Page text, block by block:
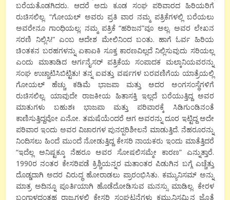
ಬರೆಯತೊಡಗಿದರು. ಆದರೆ ಅದು ಕೂಡ ಸಂಘ ಪರಿವಾರದ ಹಿರಿಯರಿಗೆ
ರುಚಿಸಲಿಲ್ಲ. “ಗೋಯಲ್ ಅವರು ಪ್ರತಿ ವಾರ ನಮ್ಮ ಪತ್ರಿಕೆಗಳಲ್ಲಿ ಬರೆಯಲು
ಅವರೇನೂ ಗಾಂಧಿಯಲ್ಲ; ನಮ್ಮ ಪತ್ರಿಕೆ “ಹರಿಜನ”ವೂ ಅಲ್ಲ. ಅವರ ಲೇಖನ
ಸರಣಿ ನಿಲ್ಲಿಸಿ!” ಎಂಬ ಆದೇಶ ಮೇಲಿನಿಂದ ಬಂತು. ಹಾಗೆ ಓರ್ವ ಹಿರಿಯ
ಚಿಂತಕನ ಬರಹಗಳನ್ನು ಏಕಾಏಕಿ ಸೂಕ್ತ ಕಾರಣವಿಲ್ಲದೆ ನಿಲ್ಲಿಸುವುದು ಸರಿಯಲ್ಲ
ಎಂದು ಮಾತಾಡಿದ ಆರ್ಗನೈಸರ್ ಪತ್ರಿಕೆಯ ಸಂಪಾದಕ ಮಲ್ಕಾನಿಯವರನ್ನು
ಸಂಘ ಉಚ್ಚಾಟಿಸಿಬಿಟ್ಟಿತು! ತನ್ನ ಐವತ್ತು ವರ್ಷಗಳ ಬರವಣಿಗೆಯ ಯಾತ್ರೆಯಲ್ಲಿ
ಗೋಯಲ್ ಹೆಚ್ಚು ಕಡಿಮೆ ಭಾಜಪಾ ಮತ್ತು ಅದರ ಅಂಗಸಂಸ್ಥೆಗಳಿಗೆ
ರುಚಿಸಲಿಲ್ಲ. ಯಾವುದೇ ರಾಜಕೀಯ ಹಿತಾಸಕ್ತಿ ಇಲ್ಲದೆ ಬರೆಯುತ್ತಿದ್ದ ಅವರ
ಮಾತುಗಳು ಬಹುಶಃ ಭಾಜಪಾ ಮತ್ತು ಪರಿವಾರಕ್ಕೆ ಸಿಡಿಗುಂಡಿನಂತೆ
ಕಾಣಿಸುತ್ತಿದ್ದವೋ ಏನೋ. ತಮಷೆಯೆಂದರೆ ಆಗ ಅವರನ್ನು ದೂರ ಇಟ್ಟಿದ್ದ ಅದೇ
ಪರಿವಾರ ಇಂದು ಅವರ ವಿಚಾರಗಳ ಪುನರ್‍ಪರಿಶೀಲನೆ ಮಾಡುತ್ತಿದೆ. ನೆಹರೂರನ್ನು
ನಿಂದಿಸಲು ಹಿಂದೆ ಮುಂದೆ ನೋಡುತ್ತಿದ್ದ ಕೇಸರಿ ನಾಯಕರು ಇಂದು ಮಾತೆತ್ತಿದರೆ
“ಇದೆಲ್ಲ ಅನಿಷ್ಟಕ್ಕೂ ನೆಹರೂ ಅವರ ಸೋಷಲಿಸಮ್ಮೇ ಕಾರಣ” ಎನ್ನುತ್ತಾರೆ.
1990ರ ನಂತರ ಕೇಸರಿಪಡೆ ಕ್ರಿಶ್ಚಿಯನ್ನರ ಮತಾಂತರ ಪಿಡುಗಿನ ಬಗ್ಗೆ ಎಚ್ಚೆತ್ತು
ದೊಡ್ಡದಾಗಿ ಅದರ ವಿರುದ್ಧ ಹೋರಾಡಲು ಪ್ರಾರಂಭಿಸಿತು. ಕಮ್ಯುನಿಸಮ್ ಅನ್ನು
ಮಾತ್ರ ಅದಿನ್ನೂ ಪೂರ್ತಿಯಾಗಿ ಹೊಡೆದೋಡಿಸುವ ಮನಸ್ಸು ಮಾಡಿಲ್ಲ. ಕೇರಳ
ಬಂಗಾಳದಂತಹ ರಾಜ್ಯಗಳಲ್ಲಿ ಕೇಸರಿ ಸಂಘಟನೆಗಳು ಕಮ್ಯುನಿಸಮ್ಮಿನ ಜೊತೆ